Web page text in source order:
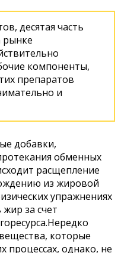
десятая часть
рынке
компоненты,
препаратов
и
добавки,
обменных
расщепление
из жировой
упражнениях
за счет
которые
процессах, однако, не